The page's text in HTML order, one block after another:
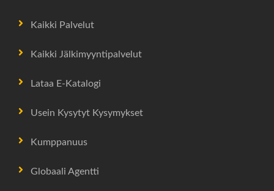
Kaikki Palvelut
Kaikki Jälkimyyntipalvelut
Lataa E-Katalogi
Usein Kysytyt Kysymykset
Kumppanuus
Globaali Agentti